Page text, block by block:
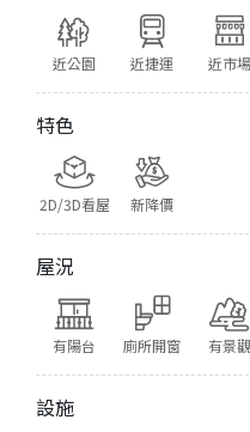
近公園 近捷運 近市場
特色
2D/3D看屋 新降價
屋況
有陽台 廁所開窗 有景觀
設施